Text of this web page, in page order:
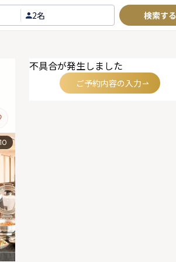
2名
TOP
10
不具合が発生しました
ご予約内容の入力